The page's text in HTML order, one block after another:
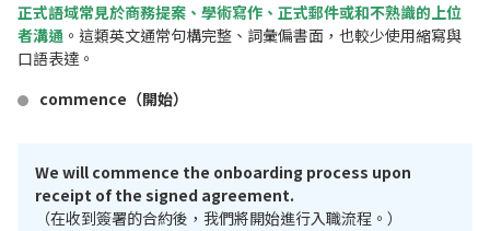
正式語域常見於商務提案、學術寫作、正式郵件或和不熟識的上位
者溝通 。這類英文通常句構完整、詞彙偏書面，也較少使用縮寫與
口語表達。
commence（開始）
We will commence the onboarding process upon
receipt of the signed agreement.
（在收到簽署的合約後，我們將開始進行入職流程。）